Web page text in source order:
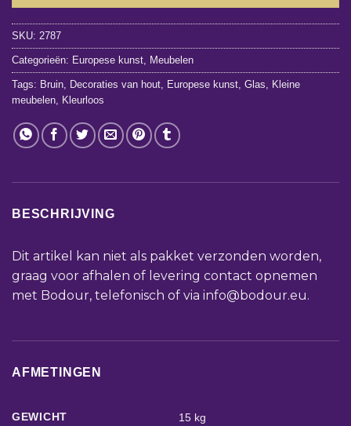
SKU: 2787
Categorieën: Europese kunst, Meubelen
Tags: Bruin, Decoraties van hout, Europese kunst, Glas, Kleine
meubelen, Kleurloos
BESCHRIJVING
Dit artikel kan niet als pakket verzonden worden,
graag voor afhalen of levering contact opnemen
met Bodour, telefonisch of via info@bodour.eu.
AFMETINGEN
GEWICHT
15 kg